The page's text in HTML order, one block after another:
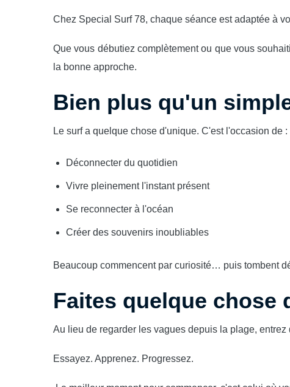
Chez Special Surf 78, chaque séance est adaptée à
Que vous débutiez complètement ou que vous
la bonne approche.
Bien plus qu'un
Le surf a quelque chose d'unique. C'est l'occasion de :
Déconnecter du quotidien
Vivre pleinement l'instant présent
Se reconnecter à l'océan
Créer des souvenirs inoubliables
Beaucoup commencent par curiosité… puis tombent
Faites quelque chose
Au lieu de regarder les vagues depuis la plage, entrez
Essayez. Apprenez. Progressez.